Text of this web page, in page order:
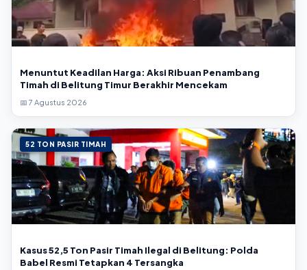
Menuntut Keadilan Harga: Aksi Ribuan Penambang
Timah di Belitung Timur Berakhir Mencekam
📅 7 Agustus 2026
52 TON PASIR TIMAH
Kasus 52,5 Ton Pasir Timah Ilegal di Belitung: Polda
Babel Resmi Tetapkan 4 Tersangka